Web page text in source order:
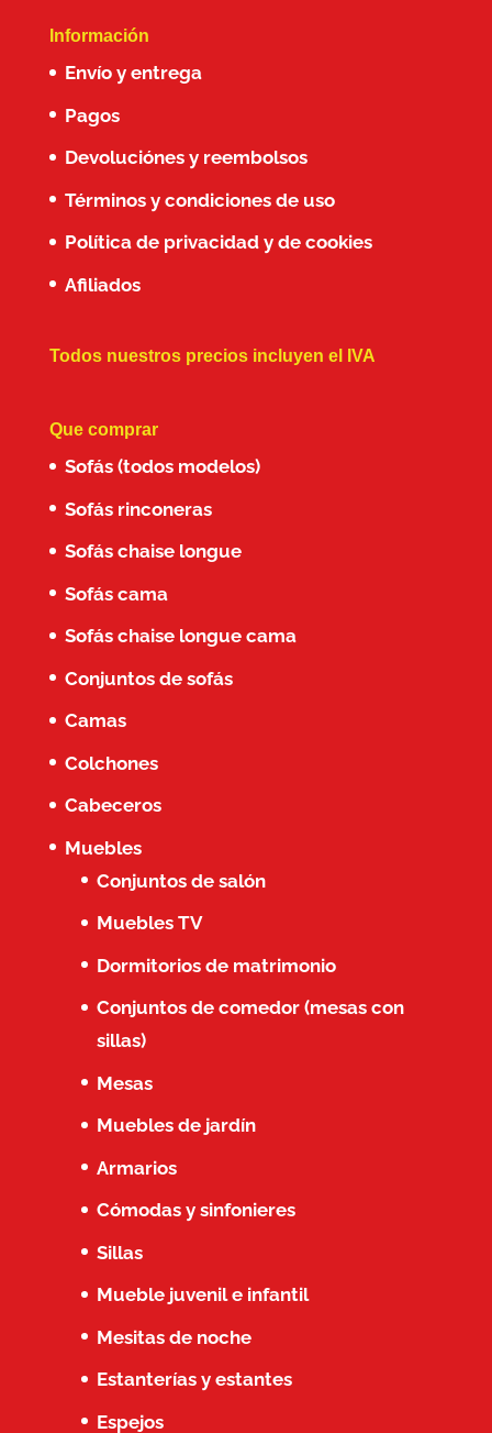
Información
Envío y entrega
Pagos
Devoluciónes y reembolsos
Términos y condiciones de uso
Política de privacidad y de cookies
Afiliados
Todos nuestros precios incluyen el IVA
Que comprar
Sofás (todos modelos)
Sofás rinconeras
Sofás chaise longue
Sofás cama
Sofás chaise longue cama
Conjuntos de sofás
Camas
Colchones
Cabeceros
Muebles
Conjuntos de salón
Muebles TV
Dormitorios de matrimonio
Conjuntos de comedor (mesas con
sillas)
Mesas
Muebles de jardín
Armarios
Cómodas y sinfonieres
Sillas
Mueble juvenil e infantil
Mesitas de noche
Estanterías y estantes
Espejos